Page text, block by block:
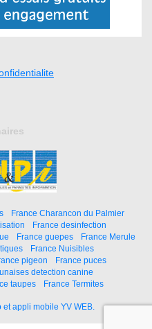
France Charancon du Palmier
France desinfection
France guepes
France Merule
France Nuisibles
pigeon
France puces
detection canine
taupes France Termites
appli mobile YV WEB.